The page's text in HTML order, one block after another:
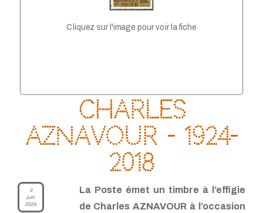
TP - Juin 2020
TP - Décembre 2019
TP - Novembre 2019
TP - Octobre 2019
TP - Septembre 2019
TP - Août 2019
TP - Juillet 2019
TP - Avril 2019
TP - Mars 2019
Cliquez sur l'image pour voir la fiche
Charles
Aznavour - 1924-
2018
3
juin
2024
La Poste émet un timbre à l’effigie
de Charles AZNAVOUR à l’occasion